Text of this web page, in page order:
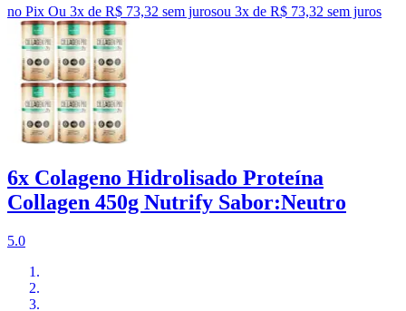
no Pix Ou 3x de R$ 73,32 sem jurosou 3x de R$ 73,32 sem juros
6x Colageno Hidrolisado Proteína
Collagen 450g Nutrify Sabor:Neutro
5.0